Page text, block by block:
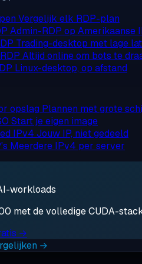
Vergelijk elk RDP-plan
Admin-RDP op Amerikaanse
Trading-desktop met lage
Altijd online om bots te
Linux-desktop, op afstand
opslag Plannen met grote
Start je eigen image
IPv4 Jouw IP, niet gedeeld
Meerdere IPv4 per server
workloads
met de volledige CUDA-
→
→